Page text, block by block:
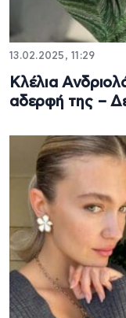
13.02.2025, 11:29
Κλέλια
αδερφή της –